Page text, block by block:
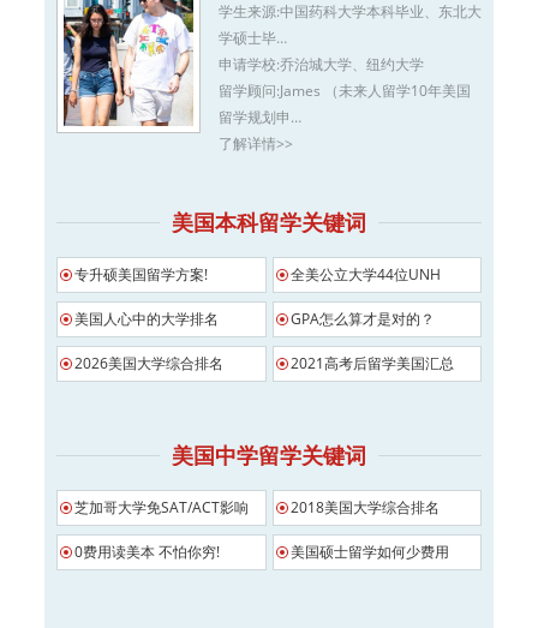
学生来源:中国药科大学本科毕业、东北大
学硕士毕…
申请学校:乔治城大学、纽约大学
留学顾问:James （未来人留学10年美国
留学规划申…
了解详情>>
美国本科留学关键词
专升硕美国留学方案! 全美公立大学44位UNH
美国人心中的大学排名 GPA怎么算才是对的？
2026美国大学综合排名 2021高考后留学美国汇总
美国中学留学关键词
芝加哥大学免SAT/ACT影响 2018美国大学综合排名
0费用读美本 不怕你穷! 美国硕士留学如何少费用